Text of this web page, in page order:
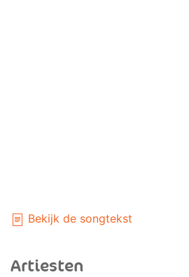
Bekijk de songtekst
Artiesten